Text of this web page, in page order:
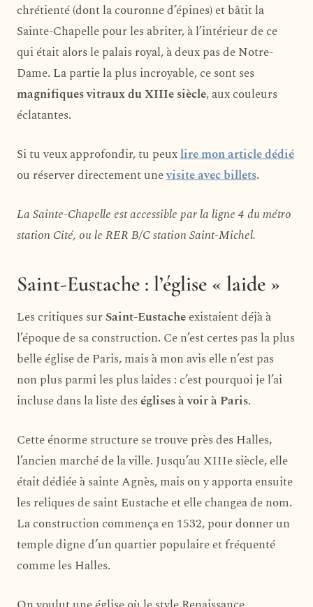
chrétienté (dont la couronne d’épines) et bâtit la
Sainte-Chapelle pour les abriter, à l’intérieur de ce
qui était alors le palais royal, à deux pas de Notre-
Dame. La partie la plus incroyable, ce sont ses
magnifiques vitraux du XIIIe siècle, aux couleurs
éclatantes.
Si tu veux approfondir, tu peuxlire mon article dédié
ou réserver directement unevisite avec billets.
La Sainte-Chapelle est accessible par la ligne 4 du métro
station Cité, ou le RER B/C station Saint-Michel.
Saint-Eustache : l’église « laide »
Les critiques surSaint-Eustacheexistaient déjà à
l’époque de sa construction. Ce n’est certes pas la plus
belle église de Paris, mais à mon avis elle n’est pas
non plus parmi les plus laides : c’est pourquoi je l’ai
incluse dans la liste deséglises à voir à Paris.
Cette énorme structure se trouve près des Halles,
l’ancien marché de la ville. Jusqu’au XIIIe siècle, elle
était dédiée à sainte Agnès, mais on y apporta ensuite
les reliques de saint Eustache et elle changea de nom.
La construction commença en 1532, pour donner un
temple digne d’un quartier populaire et fréquenté
comme les Halles.